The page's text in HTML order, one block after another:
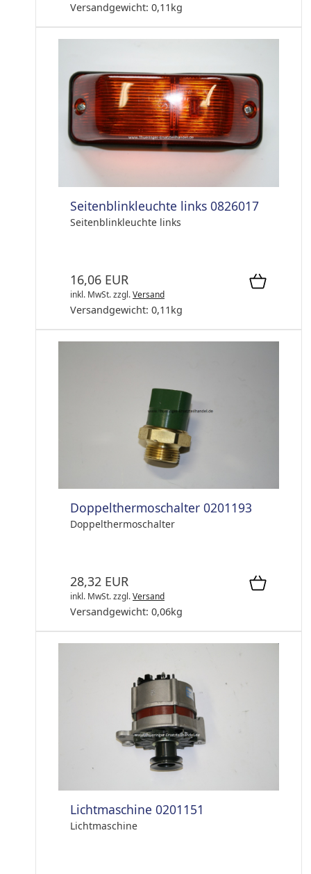
Versandgewicht: 0,11 kg
Seitenblinkleuchte links 0826017
Seitenblinkleuchte links
16,06 EUR
inkl. MwSt.zzgl.Versand
Versandgewicht: 0,11 kg
Doppelthermoschalter 0201193
Doppelthermoschalter
28,32 EUR
inkl. MwSt.zzgl.Versand
Versandgewicht: 0,06kg
Lichtmaschine 0201151
Lichtmaschine